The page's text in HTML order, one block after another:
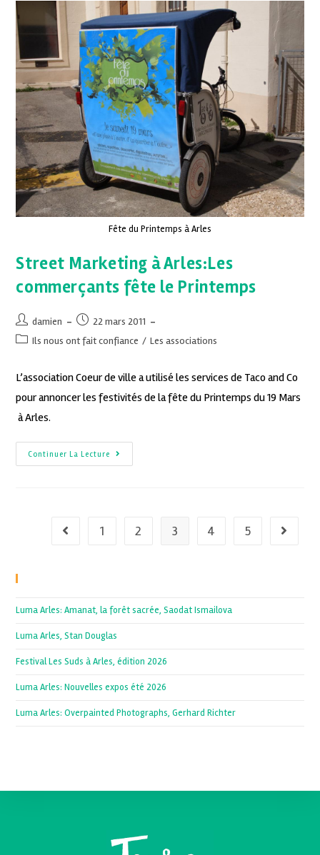
Fête du Printemps à Arles
Street Marketing à Arles:Les
commerçants fête le Printemps
damien
22 mars 2011
Ils nous ont fait confiance / Les associations
L’association Coeur de ville a utilisé les services de Taco and Co
pour annoncer les festivités de la fête du Printemps du 19 Mars
à Arles.
Continuer La Lecture
1 2 3 4 5
Luma Arles: Amanat, la forêt sacrée, Saodat Ismailova
Luma Arles, Stan Douglas
Festival Les Suds à Arles, édition 2026
Luma Arles: Nouvelles expos été 2026
Luma Arles: Overpainted Photographs, Gerhard Richter